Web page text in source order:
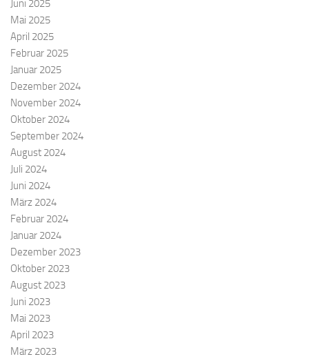
Juni 2025
Mai 2025
April 2025
Februar 2025
Januar 2025
Dezember 2024
November 2024
Oktober 2024
September 2024
August 2024
Juli 2024
Juni 2024
März 2024
Februar 2024
Januar 2024
Dezember 2023
Oktober 2023
August 2023
Juni 2023
Mai 2023
April 2023
März 2023